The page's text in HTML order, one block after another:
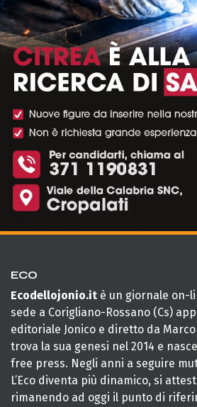
ECO
Ecodellojonio.it è un giornale on-
sede a Corigliano-Rossano (Cs)
editoriale Jonico e diretto da
trova la sua genesi nel 2014 e
free press. Negli anni a seguire
L’Eco diventa più dinamico, si
rimanendo ad oggi il punto di